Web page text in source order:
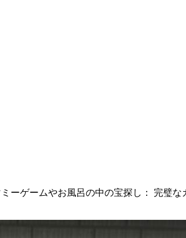
ゲームやお風呂の中の宝探し： 完璧な